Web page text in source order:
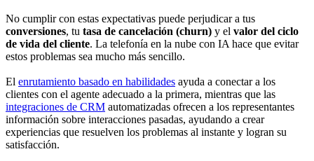
No cumplir con estas expectativas puede perjudicar a tus
conversiones, tu tasa de cancelación (churn) y el valor del ciclo
de vida del cliente. La telefonía en la nube con IA hace que evitar
estos problemas sea mucho más sencillo.
El enrutamiento basado en habilidades ayuda a conectar a los
clientes con el agente adecuado a la primera, mientras que las
integraciones de CRM automatizadas ofrecen a los representantes
información sobre interacciones pasadas, ayudando a crear
experiencias que resuelven los problemas al instante y logran su
satisfacción.